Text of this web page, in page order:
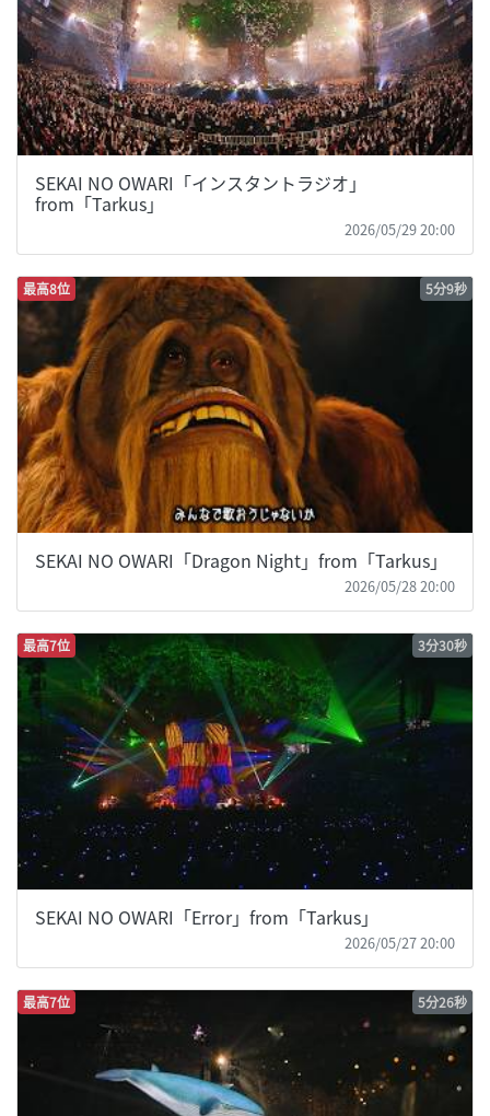
SEKAI NO OWARI「インスタントラジオ」
from「Tarkus」
2026/05/29 20:00
最高8位 5分9秒
SEKAI NO OWARI「Dragon Night」from「Tarkus」
2026/05/28 20:00
最高7位 3分30秒
SEKAI NO OWARI「Error」from「Tarkus」
2026/05/27 20:00
最高7位 5分26秒